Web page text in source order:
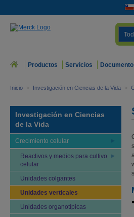
Productos Servicios
Inicio > Investigación en Ciencias de la Vida >
Investigación en Ciencias
de la Vida
Crecimiento celular
Reactivos y medios para cultivo
celular
Unidades colgantes
Unidades verticales
Unidades organotípicas